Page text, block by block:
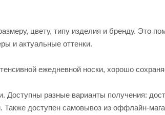
цвету, типу изделия и бренду. Это
и актуальные оттенки.
ежедневной носки, хорошо
Доступны разные варианты получения:
Также доступен самовывоз из оффлайн-